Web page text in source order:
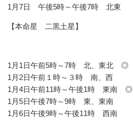
1月7日 午後5時～午後7時 北東
【本命星 二黒土星】
1月1日午前5時～7時 北、東北 ◎
1月2日午前１時～３時 南、西
1月4日午前11時～午後1時 東南 ◎
1月5日午後7時～9時 東、東南
1月6日午後9時～午後11時 西南